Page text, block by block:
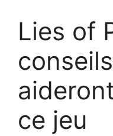
Lies of
ce jeu